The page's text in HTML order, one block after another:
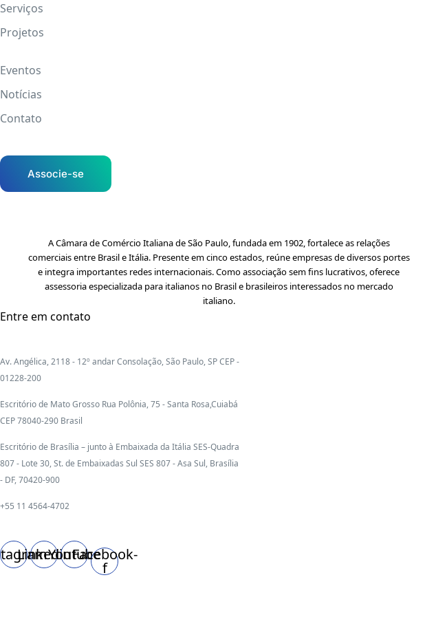
Serviços
Projetos
Eventos
Notícias
Contato
Associe-se
A Câmara de Comércio Italiana de São Paulo, fundada em 1902, fortalece as relações
comerciais entre Brasil e Itália. Presente em cinco estados, reúne empresas de diversos portes
e integra importantes redes internacionais. Como associação sem fins lucrativos, oferece
assessoria especializada para italianos no Brasil e brasileiros interessados no mercado
italiano.
Entre em contato
Av. Angélica, 2118 - 12º andar Consolação, São Paulo, SP CEP -
01228-200
Escritório de Mato Grosso Rua Polônia, 75 - Santa Rosa,Cuiabá
CEP 78040-290 Brasil
Escritório de Brasília – junto à Embaixada da Itália SES-Quadra
807 - Lote 30, St. de Embaixadas Sul SES 807 - Asa Sul, Brasília
- DF, 70420-900
+55 11 4564-4702
LinkedinYoutube
Facebook-
f